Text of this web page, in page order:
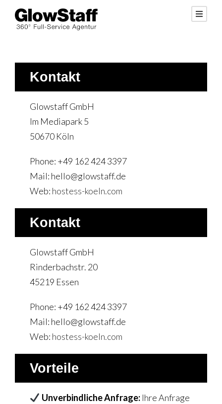
Kontakt
Glowstaff GmbH
Im Mediapark 5
50670 Köln
Phone: +49 162 424 3397
Mail: hello@glowstaff.de
Web: hostess-koeln.com
Kontakt
Glowstaff GmbH
Rinderbachstr. 20
45219 Essen
Phone: +49 162 424 3397
Mail: hello@glowstaff.de
Web: hostess-koeln.com
Vorteile
Unverbindliche Anfrage:Ihre Anfrage